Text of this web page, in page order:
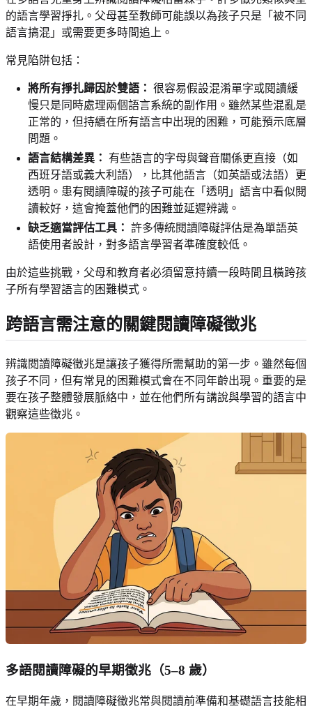
的語言學習掙扎。父母甚至教師可能誤以為孩子只是「被不同
語言搞混」或需要更多時間追上。
常見陷阱包括：
將所有掙扎歸因於雙語： 很容易假設混淆單字或閱讀緩
慢只是同時處理兩個語言系統的副作用。雖然某些混亂是
正常的，但持續在所有語言中出現的困難，可能預示底層
問題。
語言結構差異：
有些語言的字母與聲音關係更直接（如
西班牙語或義大利語），比其他語言（如英語或法語）更
透明。患有閱讀障礙的孩子可能在「透明」語言中看似閱
讀較好，這會掩蓋他們的困難並延遲辨識。
缺乏適當評估工具： 許多傳統閱讀障礙評估是為單語英
語使用者設計，對多語言學習者準確度較低。
由於這些挑戰，父母和教育者必須留意持續一段時間且橫跨孩
子所有學習語言的困難模式。
跨語言需注意的關鍵閱讀障礙徵兆
辨識閱讀障礙徵兆是讓孩子獲得所需幫助的第一步。雖然每個
孩子不同，但有常見的困難模式會在不同年齡出現。重要的是
要在孩子整體發展脈絡中，並在他們所有講說與學習的語言中
觀察這些徵兆。
多語閱讀障礙的早期徵兆（5–8 歲）
在早期年歲，閱讀障礙徵兆常與閱讀前準備和基礎語言技能相